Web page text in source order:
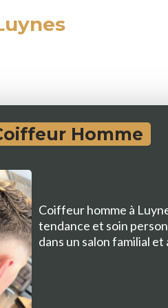
Homme
Coiffeur homme à
tendance et soin
dans un salon familial et